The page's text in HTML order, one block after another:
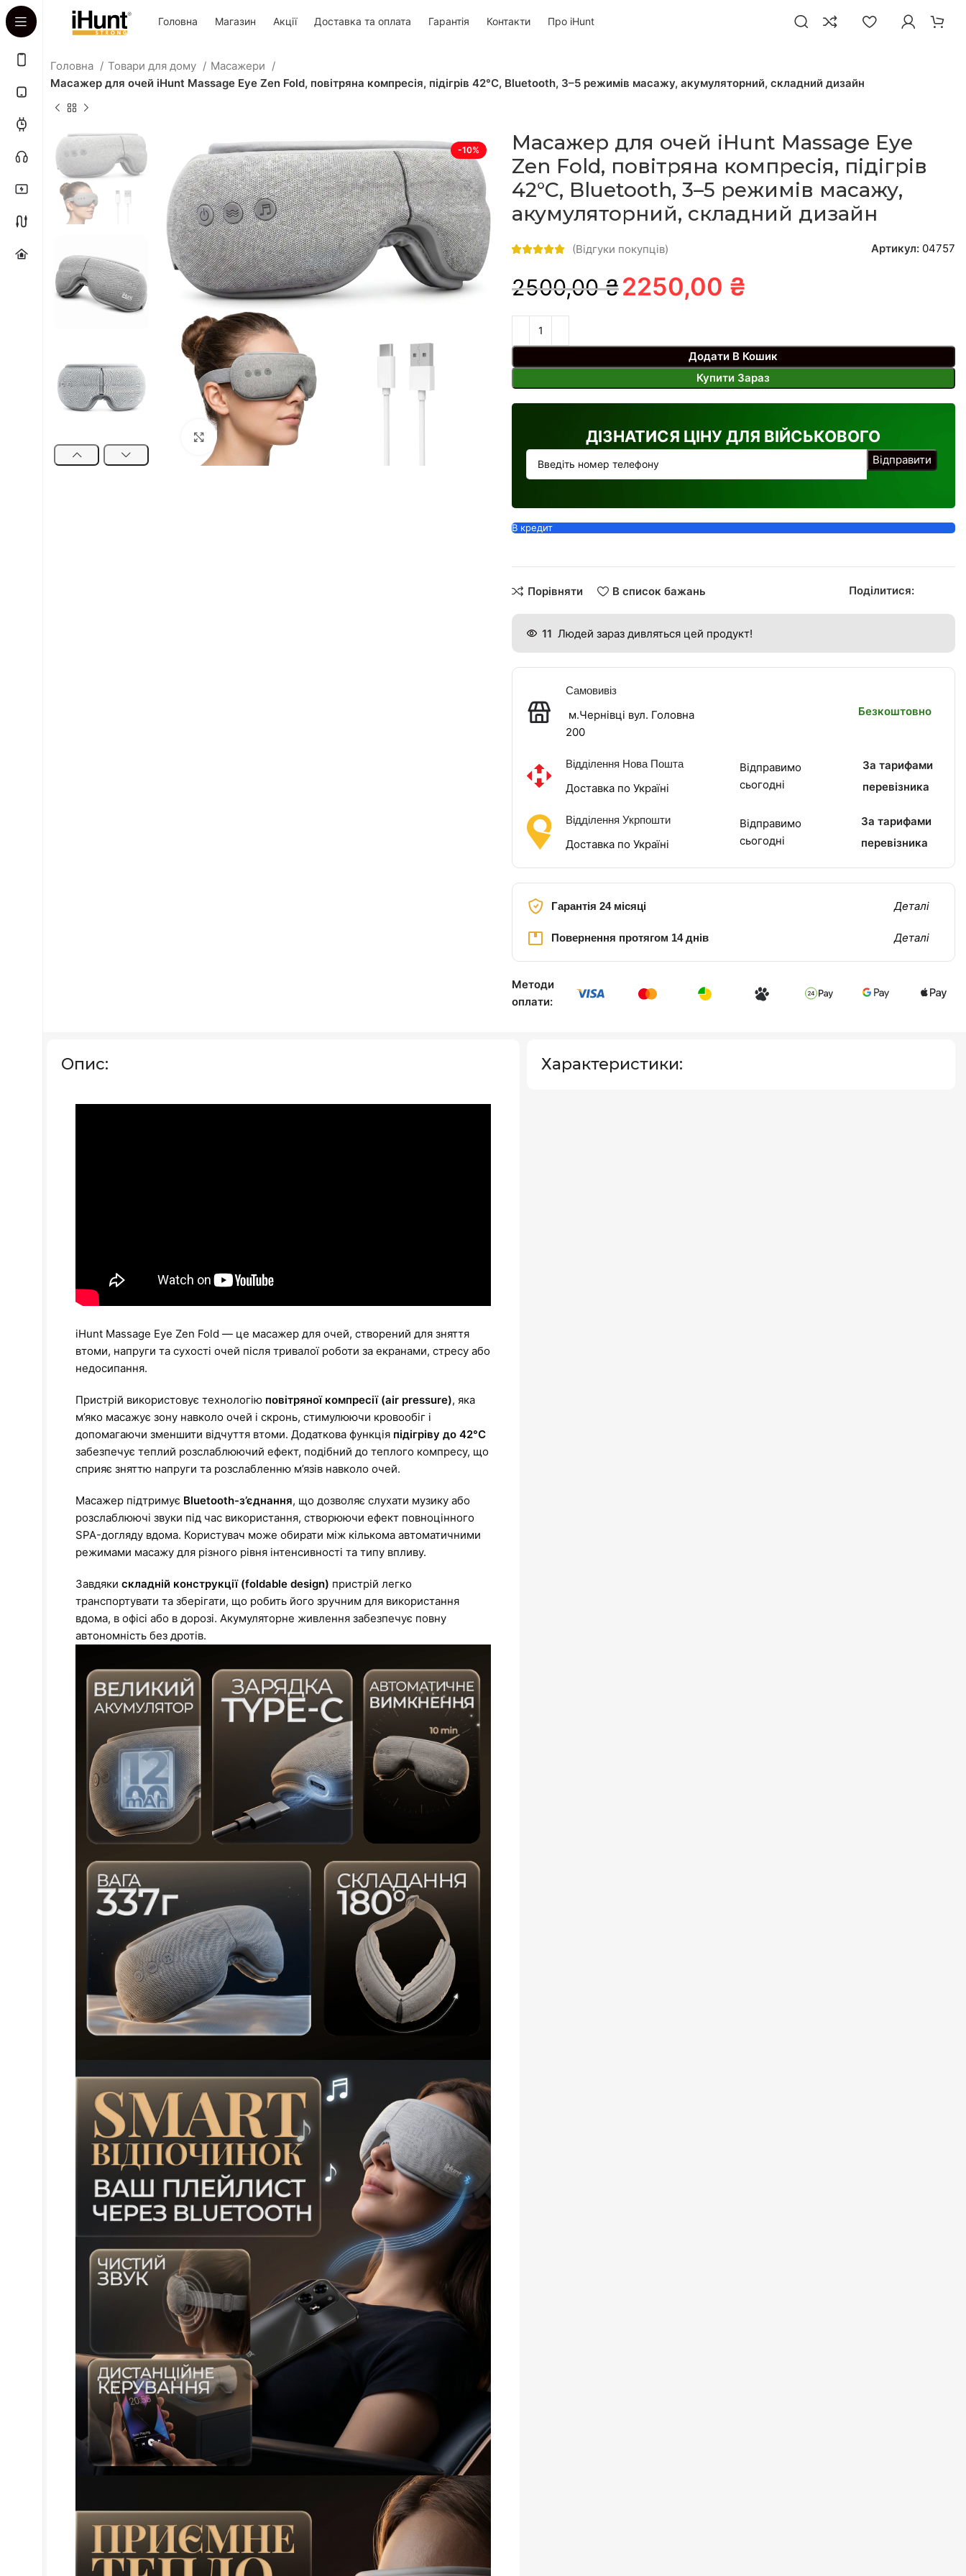
Головна Магазин Акції Доставка та оплата Гарантія Контакти Про iHunt
Головна Товари для дому
Масажери
Масажер для очей iHunt Massage Eye Zen Fold, повітряна компресія, підігрів 42°C, Bluetooth, 3–5 режимів масажу, акумуляторний, складний дизайн
-10%
натисніть, щоб збільшити
Масажер для очей iHunt Massage Eye
Zen Fold, повітряна компресія, підігрів
42°C, Bluetooth, 3–5 режимів масажу,
акумуляторний, складний дизайн
(Відгуки покупців) Артикул: 04757
2500,00 ₴2250,00 ₴
Додати В Кошик
Купити Зараз
ДІЗНАТИСЯ ЦІНУ ДЛЯ ВІЙСЬКОВОГО
В кредит
Порівняти В список бажань Поділитися:
11 Людей зараз дивляться цей продукт!
Самовивіз
м.Чернівці вул. Головна
200
Безкоштовно
Відділення Нова Пошта
Доставка по Україні
Відправимо
сьогодні
За тарифами
перевізника
Відділення Укрпошти
Доставка по Україні
Відправимо
сьогодні
За тарифами
перевізника
Гарантія 24 місяці Деталі
Повернення протягом 14 днів Деталі
Методи
оплати:
Опис:
iHunt Massage Eye Zen Fold — це масажер для очей, створений для зняття
втоми, напруги та сухості очей після тривалої роботи за екранами, стресу або
недосипання.
Пристрій використовує технологію повітряної компресії (air pressure), яка
м’яко масажує зону навколо очей і скронь, стимулюючи кровообіг і
допомагаючи зменшити відчуття втоми. Додаткова функція підігріву до 42°C
забезпечує теплий розслаблюючий ефект, подібний до теплого компресу, що
сприяє зняттю напруги та розслабленню м’язів навколо очей.
Масажер підтримує Bluetooth-з’єднання, що дозволяє слухати музику або
розслаблюючі звуки під час використання, створюючи ефект повноцінного
SPA-догляду вдома. Користувач може обирати між кількома автоматичними
режимами масажу для різного рівня інтенсивності та типу впливу.
Завдяки складній конструкції (foldable design) пристрій легко
транспортувати та зберігати, що робить його зручним для використання
вдома, в офісі або в дорозі. Акумуляторне живлення забезпечує повну
автономність без дротів.
Характеристики: